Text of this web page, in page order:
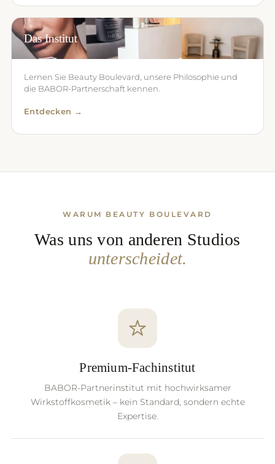
Das Institut
Lernen Sie Beauty Boulevard, unsere Philosophie und
die BABOR-Partnerschaft kennen.
Entdecken →
WARUM BEAUTY BOULEVARD
Was uns von anderen Studios
unterscheidet.
Premium-Fachinstitut
BABOR-Partnerinstitut mit hochwirksamer
Wirkstoffkosmetik – kein Standard, sondern echte
Expertise.